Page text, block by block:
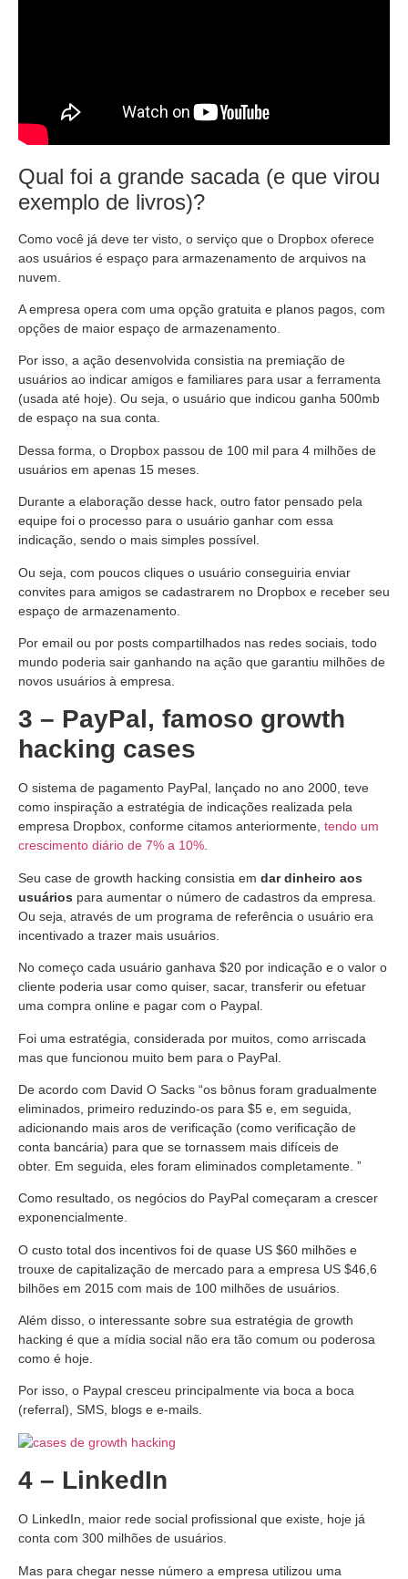
Qual foi a grande sacada (e que virou
exemplo de livros)?
Como você já deve ter visto, o serviço que o Dropbox oferece
aos usuários é espaço para armazenamento de arquivos na
nuvem.
A empresa opera com uma opção gratuita e planos pagos, com
opções de maior espaço de armazenamento.
Por isso, a ação desenvolvida consistia na premiação de
usuários ao indicar amigos e familiares para usar a ferramenta
(usada até hoje). Ou seja, o usuário que indicou ganha 500mb
de espaço na sua conta.
Dessa forma, o Dropbox passou de 100 mil para 4 milhões de
usuários em apenas 15 meses.
Durante a elaboração desse hack, outro fator pensado pela
equipe foi o processo para o usuário ganhar com essa
indicação, sendo o mais simples possível.
Ou seja, com poucos cliques o usuário conseguiria enviar
convites para amigos se cadastrarem no Dropbox e receber seu
espaço de armazenamento.
Por email ou por posts compartilhados nas redes sociais, todo
mundo poderia sair ganhando na ação que garantiu milhões de
novos usuários à empresa.
3 – PayPal, famoso growth
hacking cases
O sistema de pagamento PayPal, lançado no ano 2000, teve
como inspiração a estratégia de indicações realizada pela
empresa Dropbox, conforme citamos anteriormente, tendo um
crescimento diário de 7% a 10%.
Seu case de growth hacking consistia em dar dinheiro aos
usuários para aumentar o número de cadastros da empresa.
Ou seja, através de um programa de referência o usuário era
incentivado a trazer mais usuários.
No começo cada usuário ganhava $20 por indicação e o valor o
cliente poderia usar como quiser, sacar, transferir ou efetuar
uma compra online e pagar com o Paypal.
Foi uma estratégia, considerada por muitos, como arriscada
mas que funcionou muito bem para o PayPal.
De acordo com David O Sacks “os bônus foram gradualmente
eliminados, primeiro reduzindo-os para $5 e, em seguida,
adicionando mais aros de verificação (como verificação de
conta bancária) para que se tornassem mais difíceis de
obter. Em seguida, eles foram eliminados completamente. ”
Como resultado, os negócios do PayPal começaram a crescer
exponencialmente.
O custo total dos incentivos foi de quase US $60 milhões e
trouxe de capitalização de mercado para a empresa US $46,6
bilhões em 2015 com mais de 100 milhões de usuários.
Além disso, o interessante sobre sua estratégia de growth
hacking é que a mídia social não era tão comum ou poderosa
como é hoje.
Por isso, o Paypal cresceu principalmente via boca a boca
(referral), SMS, blogs e e-mails.
4 – LinkedIn
O LinkedIn, maior rede social profissional que existe, hoje já
conta com 300 milhões de usuários.
Mas para chegar nesse número a empresa utilizou uma